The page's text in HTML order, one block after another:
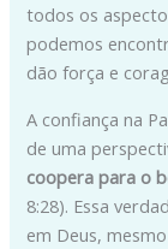
todos os
podemos
dão força e
A confiança na
de uma
coopera para o
8:28). Essa
em Deus,